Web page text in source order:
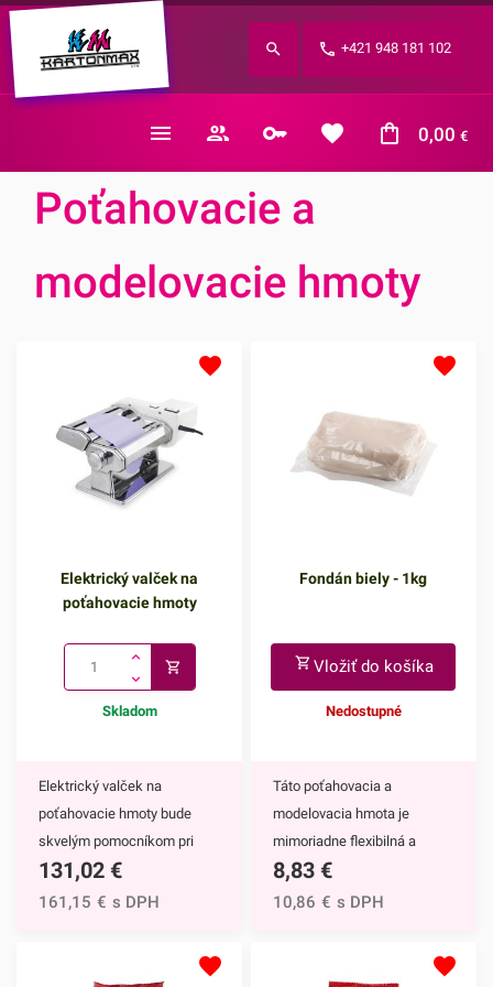
+421 948 181 102
0,00 €
Zabudnuté heslo?
E-mail
Poťahovacie a
modelovacie hmoty
Elektrický valček na
poťahovacie hmoty
Skladom
Elektrický valček na
poťahovacie hmoty bude
skvelým pomocníkom pri
dekorovaní Vašich dezertov
fondánom alebo inými
najjednoduchší spôsob
131,02 €
161,15 € s DPH
Fondán biely - 1kg
Vložiť do košíka
Nedostupné
Táto poťahovacia a
modelovacia hmota je
mimoriadne flexibilná a
ľahko spracovateľná. Je
ideálnou voľbou nielen pre
začiatočníkov. Biely fondán
8,83 €
10,86 € s DPH